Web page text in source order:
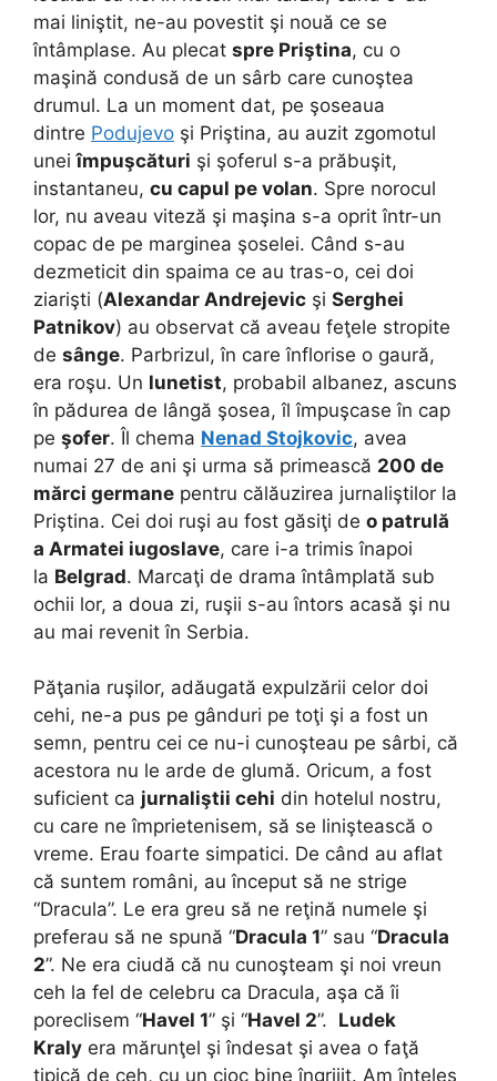
mai liniştit, ne-au povestit şi nouă ce se
întâmplase. Au plecat spre Priştina, cu o
maşină condusă de un sârb care cunoştea
drumul. La un moment dat, pe şoseaua
dintre Podujevo şi Priştina, au auzit zgomotul
uneiîmpuşcături şi şoferul s-a prăbuşit,
instantaneu, cu capul pe volan. Spre norocul
lor, nu aveau viteză şi maşina s-a oprit într-un
copac de pe marginea şoselei. Când s-au
dezmeticit din spaima ce au tras-o, cei doi
ziarişti (Alexandar Andrejevic şi Serghei
Patnikov) au observat că aveau feţele stropite
de sânge. Parbrizul, în care înflorise o gaură,
era roşu. Un lunetist, probabil albanez, ascuns
în pădurea de lângă şosea, îl împuşcase în cap
pe şofer. Îl chema Nenad Stojkovic, avea
numai 27 de ani şi urma să primească 200 de
mărci germane pentru călăuzirea jurnaliştilor la
Priştina. Cei doi ruşi au fost găsiţi de o patrulă
a Armatei iugoslave, care i-a trimis înapoi
la Belgrad. Marcaţi de drama întâmplată sub
ochii lor, a doua zi, ruşii s-au întors acasă şi nu
au mai revenit în Serbia.
Păţania ruşilor, adăugată expulzării celor doi
cehi, ne-a pus pe gânduri pe toţi şi a fost un
semn, pentru cei ce nu-i cunoşteau pe sârbi, că
acestora nu le arde de glumă. Oricum, a fost
suficient ca jurnaliştii cehi din hotelul nostru,
cu care ne împrietenisem, să se liniştească o
vreme. Erau foarte simpatici. De când au aflat
că suntem români, au început să ne strige
“Dracula”. Le era greu să ne reţină numele şi
preferau să ne spună “Dracula 1” sau “Dracula
2”. Ne era ciudă că nu cunoşteam şi noi vreun
ceh la fel de celebru ca Dracula, aşa că îi
poreclisem “Havel 1” şi “Havel 2”. Ludek
Kraly era mărunţel şi îndesat şi avea o faţă
tipică de ceh, cu un cioc bine îngrijit. Am înţeles